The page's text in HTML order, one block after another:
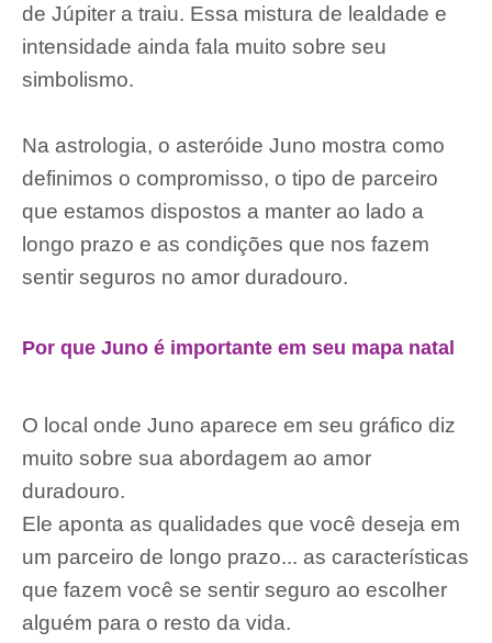
de Júpiter a traiu. Essa mistura de lealdade e
intensidade ainda fala muito sobre seu
simbolismo.
Na astrologia, o asteróide Juno mostra como
definimos o compromisso, o tipo de parceiro
que estamos dispostos a manter ao lado a
longo prazo e as condições que nos fazem
sentir seguros no amor duradouro.
Por que Juno é importante em seu mapa natal
O local onde Juno aparece em seu gráfico diz
muito sobre sua abordagem ao amor
duradouro.
Ele aponta as qualidades que você deseja em
um parceiro de longo prazo... as características
que fazem você se sentir seguro ao escolher
alguém para o resto da vida.